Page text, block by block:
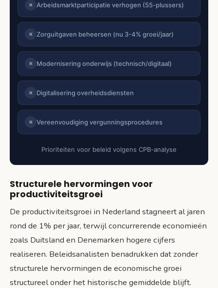
✗ Arbeidsmarktparticipatie verhogen (55-plussers)
✗ Zorguitgaven beheersen (nu 3-4% groei/jaar)
✗ Modernisering onderwijs (technisch/digitaal)
✗ Digitalisering overheidsdiensten
✗ Vereenvoudiging vergunningsprocedures
Prioriteiten voor beleid volgens CPB-analyse
Structurele hervormingen voor
productiviteitsgroei
De productiviteitsgroei in Nederland stagneert al jaren
rond de 1% per jaar, terwijl concurrerende economieën
zoals Duitsland en Denemarken hogere cijfers
realiseren. Beleidsanalisten benadrukken dat zonder
structurele hervormingen de economische groei
structureel onder het historische gemiddelde blijft.